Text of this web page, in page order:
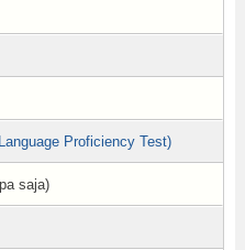
Proficiency Test)
saja)